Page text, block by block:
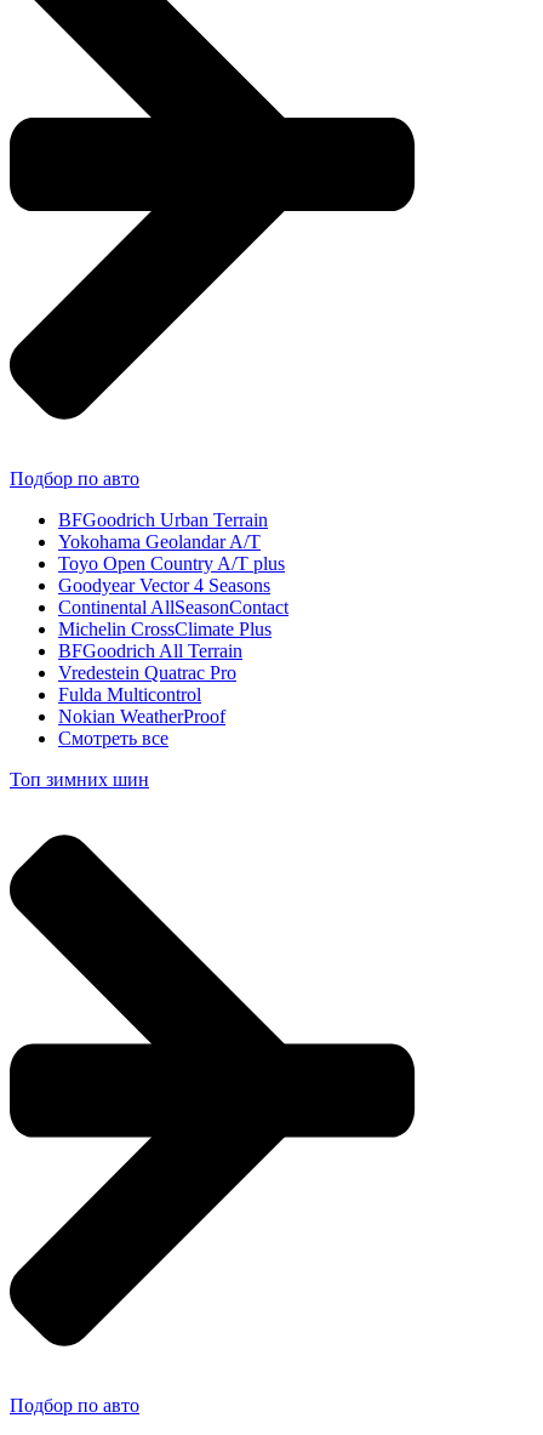
Подбор по авто
BFGoodrich Urban Terrain
Yokohama Geolandar A/T
Toyo Open Country A/T plus
Goodyear Vector 4 Seasons
Continental AllSeasonContact
Michelin CrossClimate Plus
BFGoodrich All Terrain
Vredestein Quatrac Pro
Fulda Multicontrol
Nokian WeatherProof
Смотреть все
Топ зимних шин
Подбор по авто